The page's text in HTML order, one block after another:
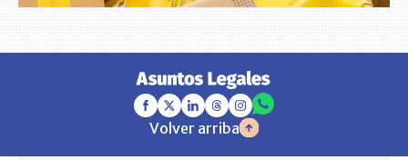
Volver arriba